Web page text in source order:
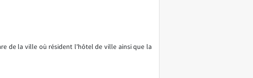
de la ville où résident l'hôtel de ville ainsi que la